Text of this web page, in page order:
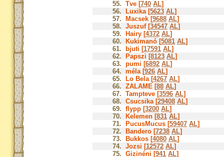
55. Tve [740 AL]
56.
Luxika [5623 AL]
57.
Macsek [9688 AL]
58. Juszuf [34547 AL]
59.
Hairy [4372 AL]
60.
Kukimanó [5081 AL]
61.
bjuti [17591 AL]
62.
Papszi [8123 AL]
63. pumi [6892 AL]
64. méla [926 AL]
65.
Lo Bela [4267 AL]
66. ZALAME [88 AL]
67. Tampteve [3596 AL]
68. Csucsika [29408 AL]
69. flypp [3200 AL]
70.
Kelemen [831 AL]
71.
PucusMucus [59407 AL]
72.
Bandero [7238 AL]
73.
Bukkos [4080 AL]
74. Jozsi [12572 AL]
75. Gizinéni [941 AL]